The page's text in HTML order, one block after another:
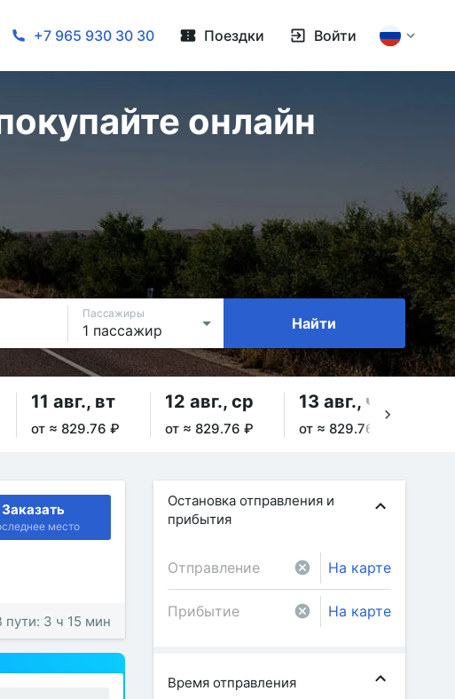
+7 965 930 30 30 Поездки Войти
онлайн
Пассажиры
Найти
11 авг., вт
от ≈ 829.76 ₽
12 авг., ср
от ≈ 829.76 ₽
13 авг., чт
от ≈ 829.76 ₽
Заказать
место
пути: 3 ч 15 мин
Остановка отправления и
прибытия
На карте
На карте
Время отправления